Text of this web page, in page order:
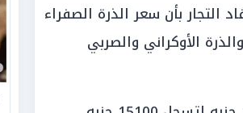
التجار بأن سعر الذرة الصفراء
والأرجنتينية سجل 14100 جنيه، والذرة الأوكراني والصربي